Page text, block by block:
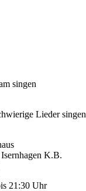
singen
Lieder singen
K.B.
21:30 Uhr